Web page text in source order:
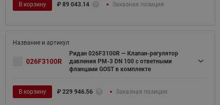
В корзину ₽ 89 043.14 Заказная позиция
026F3100R
Ридан 026F3100R — Клапан-регулятор
давления PM-3 DN 100 с ответными
фланцами GOST в комплекте
В корзину ₽ 229 946.56 Заказная позиция